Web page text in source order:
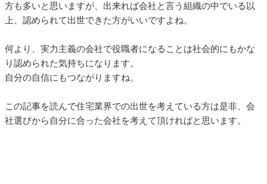
方も多いと思いますが、出来れば会社と言う組織の中でいる以
上、認められて出世できた方がいいですよね。
何より、実力主義の会社で役職者になることは社会的にもかな
り認められた気持ちになります。
自分の自信にもつながりますね。
この記事を読んで住宅業界での出世を考えている方は是非、会
社選びから自分に合った会社を考えて頂ければと思います。